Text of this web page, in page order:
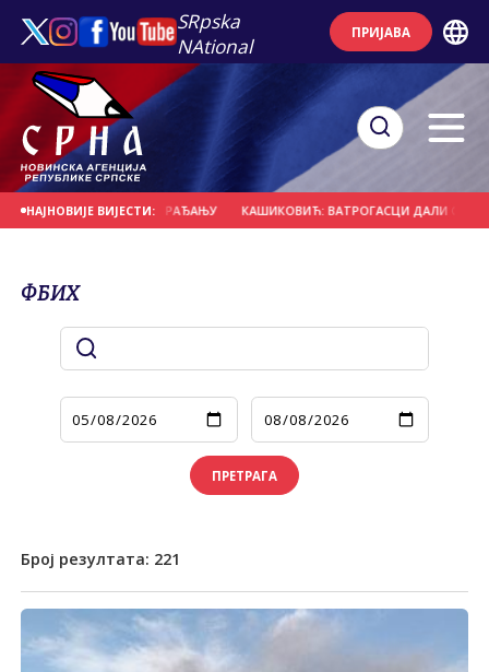
SRpska
NAtional
ПРИЈАВА
НАЈНОВИЈЕ ВИЈЕСТИ:
ПОРОДИЦИ И РАЂАЊУ КАШИКОВИЋ: ВАТРОГАСЦИ ДАЛИ СВОЈ
ФБИХ
ПРЕТРАГА
Број резултата: 221